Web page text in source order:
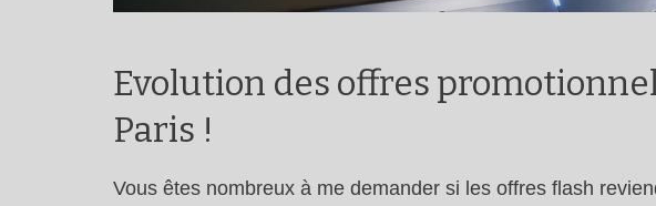
Evolution des offres
Paris !
Vous êtes nombreux à me demander si les offres flash